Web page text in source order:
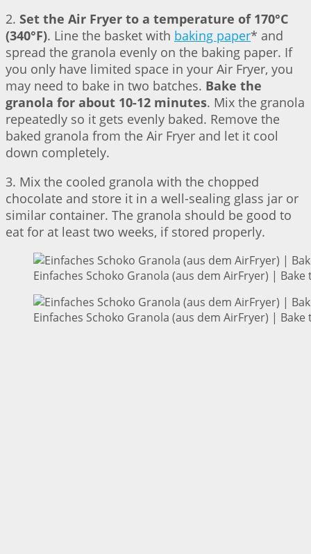
2. Set the Air Fryer to a temperature of 170°C
(340°F). Line the basket with baking paper* and
spread the granola evenly on the baking paper. If
you only have limited space in your Air Fryer, you
may need to bake in two batches. Bake the
granola for about 10-12 minutes. Mix the granola
repeatedly so it gets evenly baked. Remove the
baked granola from the Air Fryer and let it cool
down completely.
3. Mix the cooled granola with the chopped
chocolate and store it in a well-sealing glass jar or
similar container. The granola should be good to
eat for at least two weeks, if stored properly.
Einfaches Schoko Granola (aus dem AirFryer) |
Einfaches Schoko Granola (aus dem AirFryer) |